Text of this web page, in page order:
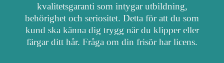
kvalitetsgaranti som intygar utbildning,
behörighet och seriositet. Detta för att du som
kund ska känna dig trygg när du klipper eller
färgar ditt hår. Fråga om din frisör har licens.